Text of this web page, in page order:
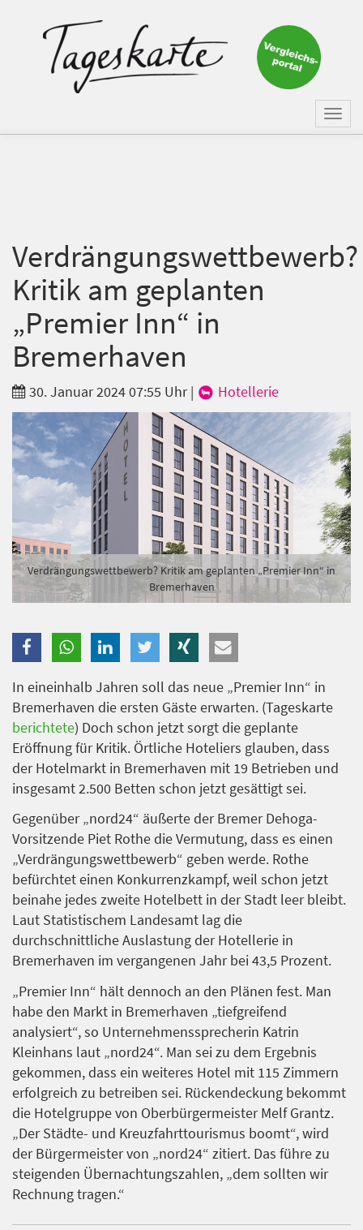
Verdrängungswettbewerb?
Kritik am geplanten
„Premier Inn“ in
Bremerhaven
30. Januar 2024 07:55 Uhr| Hotellerie
Verdrängungswettbewerb? Kritik am geplanten „Premier Inn“ in
Bremerhaven
In eineinhalb Jahren soll das neue „Premier Inn“ in
Bremerhaven die ersten Gäste erwarten. (Tageskarte
berichtete) Doch schon jetzt sorgt die geplante
Eröffnung für Kritik. Örtliche Hoteliers glauben, dass
der Hotelmarkt in Bremerhaven mit 19 Betrieben und
insgesamt 2.500 Betten schon jetzt gesättigt sei.
Gegenüber „nord24“ äußerte der Bremer Dehoga-
Vorsitzende Piet Rothe die Vermutung, dass es einen
„Verdrängungswettbewerb“ geben werde. Rothe
befürchtet einen Konkurrenzkampf, weil schon jetzt
beinahe jedes zweite Hotelbett in der Stadt leer bleibt.
Laut Statistischem Landesamt lag die
durchschnittliche Auslastung der Hotellerie in
Bremerhaven im vergangenen Jahr bei 43,5 Prozent.
„Premier Inn“ hält dennoch an den Plänen fest. Man
habe den Markt in Bremerhaven „tiefgreifend
analysiert“, so Unternehmenssprecherin Katrin
Kleinhans laut „nord24“. Man sei zu dem Ergebnis
gekommen, dass ein weiteres Hotel mit 115 Zimmern
erfolgreich zu betreiben sei. Rückendeckung bekommt
die Hotelgruppe von Oberbürgermeister Melf Grantz.
„Der Städte- und Kreuzfahrttourismus boomt“, wird
der Bürgermeister von „nord24“ zitiert. Das führe zu
steigenden Übernachtungszahlen, „dem sollten wir
Rechnung tragen.“
Keine Nachricht mehr
verpassen!
E-Mail*
Branche
Ich möchte folgende Newsletter erhalten
Tageskarte-Newsletter (gegen 8.30 Uhr)
Ich habe die
Datenschutzerklärung zur Kenntnis
genommen.
Anmelden Danke, heute nicht